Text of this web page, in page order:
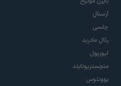
آرسنال
چلسی
رئال مادرید
لیورپول
منچستریونایتد
یوونتوس